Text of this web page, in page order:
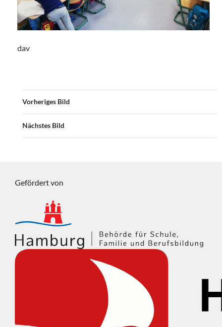
dav
Vorheriges Bild
Nächstes Bild
Gefördert von